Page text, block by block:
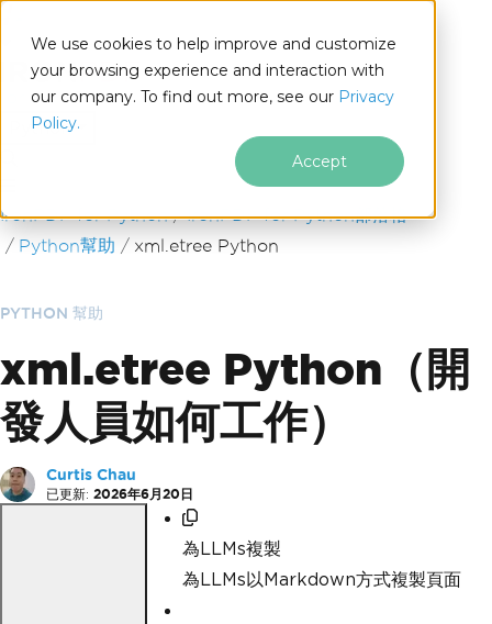
We use cookies to help improve and customize
your browsing experience and interaction with
our company. To find out more, see our Privacy
Policy.
Accept
Python
跳至頁尾內容
IronPDF for Python
IronPDF for Python部落格
Python幫助
xml.etree Python
PYTHON 幫助
xml.etree Python（開
發人員如何工作）
Curtis Chau
已更新: 2026年6月20日
為LLMs複製
為LLMs以Markdown方式複製頁面